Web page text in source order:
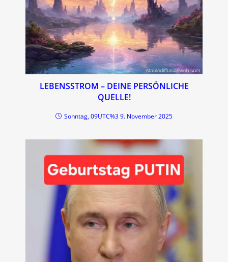
LEBENSSTROM – DEINE PERSÖNLICHE
QUELLE!
Sonntag, 09UTC%3 9. November 2025